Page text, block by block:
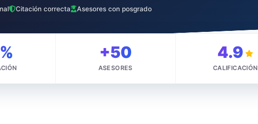
Citación correcta Asesores con posgrado
+50
ASESORES
4.9
CALIFICACIÓN